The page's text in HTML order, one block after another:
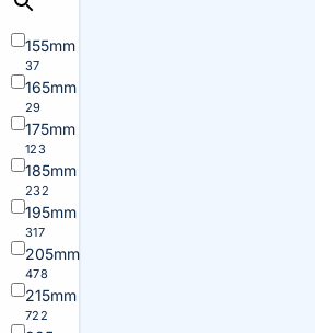
155mm
37
165mm
29
175mm
123
185mm
232
195mm
317
205mm
478
215mm
722